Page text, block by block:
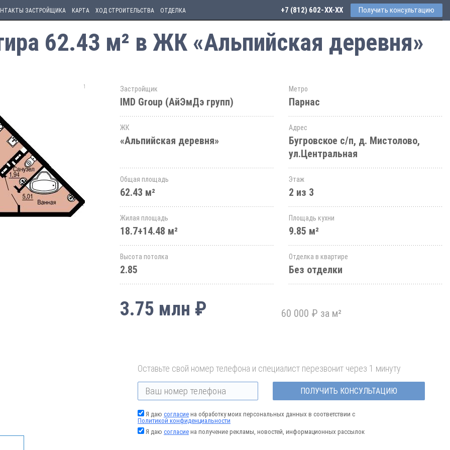
ЗАСТРОЙЩИКА КАРТА ХОД СТРОИТЕЛЬСТВА ОТДЕЛКА +7 (812) 602-44-77 Получить консультацию
62.43 м² в ЖК «Альпийская деревня»
Застройщик
IMD Group (АйЭмДэ групп)
Метро
Парнас
ЖК
«Альпийская деревня»
Адрес
Бугровское с/п, д. Мистолово,
ул.Центральная
Общая площадь
62.43 м²
Этаж
2 из 3
Жилая площадь
18.7+14.48 м²
Площадь кухни
9.85 м²
Высота потолка
2.85
Отделка в квартире
Без отделки
3.75 млн ₽ 60 000 ₽ за м²
Оставьте свой номер телефона и специалист перезвонит через 1 минуту
ПОЛУЧИТЬ КОНСУЛЬТАЦИЮ
Я даю согласие на обработку моих персональных данных в соответствии с
Политикой конфиденциальности
Я даю согласие на получение рекламы, новостей, информационных рассылок